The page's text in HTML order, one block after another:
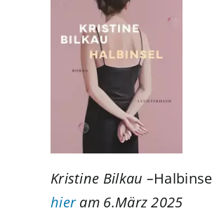
Kristine Bilkau –
hieram 6.März 2025